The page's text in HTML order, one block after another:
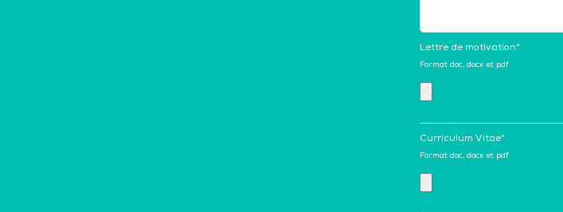
Lettre de motivation*
Format doc, docx et pdf
Curriculum Vitae*
Format doc, docx et pdf